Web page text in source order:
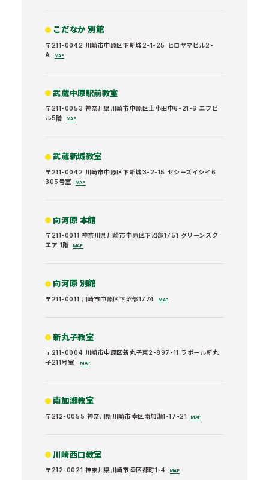
こだなか 別館
〒211-0042 川崎市中原区下新城2-1-25 ヒロヤマビル2-
A
MAP
武蔵中原駅前教室
〒211-0053 神奈川県川崎市中原区上小田中6-21-6 エフビ
ル5階
MAP
武蔵新城教室
〒211-0042 川崎市中原区下新城3-2-15 セシーズイシイ6
305号室
MAP
向河原 本館
〒211-0011 神奈川県川崎市中原区下沼部1751 グリーンスク
エア 1階
MAP
向河原 別館
〒211-0011 川崎市中原区下沼部1774 MAP
新丸子教室
〒211-0004 川崎市中原区新丸子東2-897-11 ラポール新丸
子211号室
MAP
南加瀬教室
〒212-0055 神奈川県川崎市幸区南加瀬1-17-21 MAP
川崎西口教室
〒212-0021 神奈川県川崎市幸区都町1-4 MAP